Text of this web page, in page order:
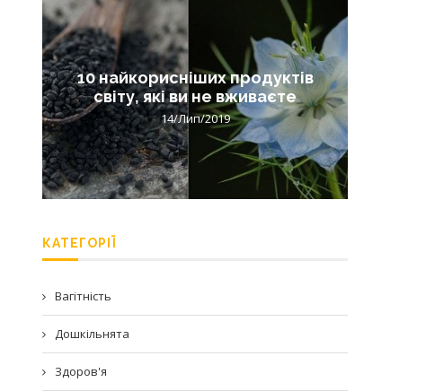
10 найкорисніших продуктів
світу, які ви не вживаєте
14/Лип/2019
КАТЕГОРІЇ
Вагітність
Дошкільнята
Здоров'я